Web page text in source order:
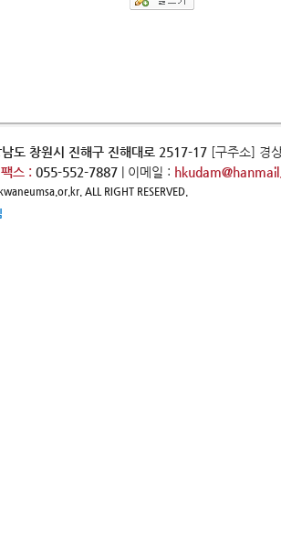
도 창원시 진해구 진해대로 2517-17 [구주소] 경
팩스 : 055-552-7887 | 이메일 :
ALL RIGHT RESERVED.